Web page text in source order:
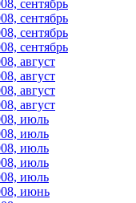
сентябрь
сентябрь
сентябрь
сентябрь
август
август
август
август
июль
июль
июль
июль
июль
июнь